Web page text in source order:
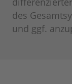
des
und ggf.